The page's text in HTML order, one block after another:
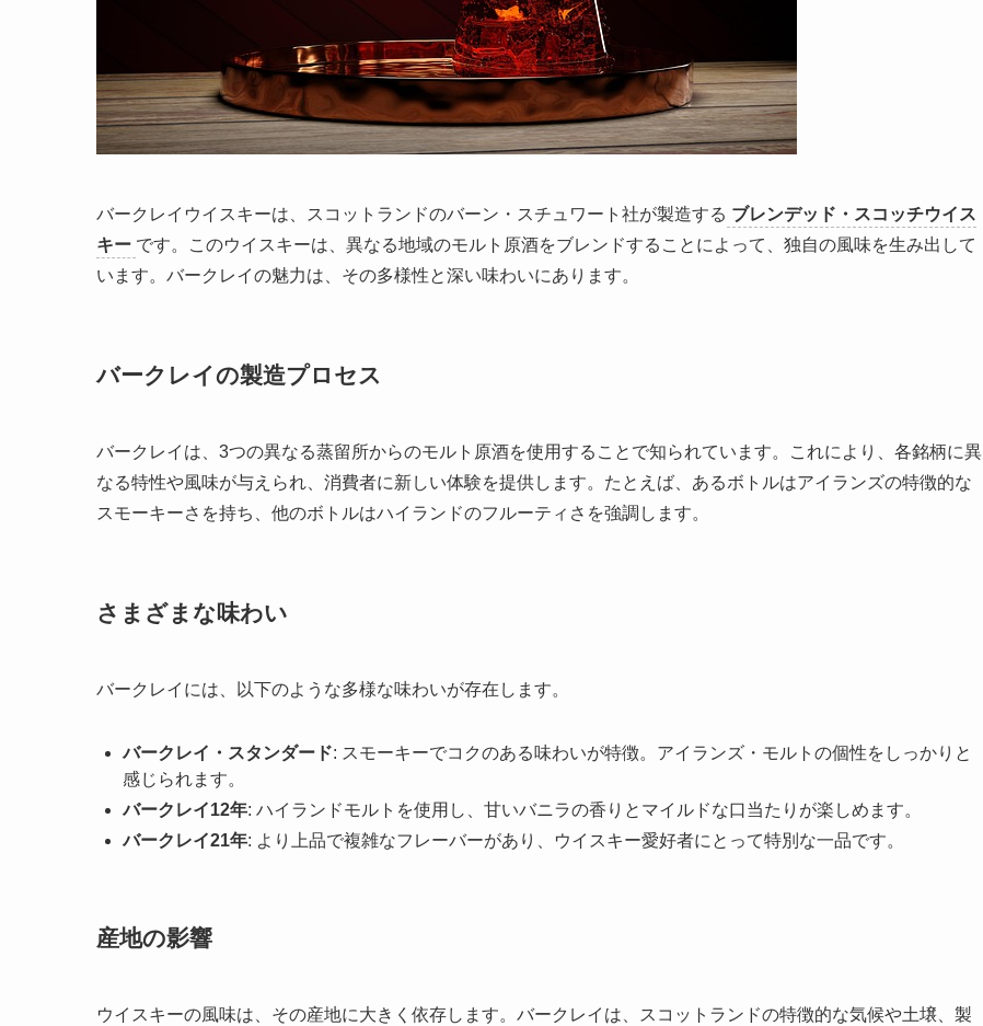
バークレイウイスキーは、スコットランドのバーン・スチュワート社が製造する ブレンデッド・スコッチウイス
キー です。このウイスキーは、異なる地域のモルト原酒をブレンドすることによって、独自の風味を生み出して
います。バークレイの魅力は、その多様性と深い味わいにあります。
バークレイの製造プロセス
バークレイは、3つの異なる蒸留所からのモルト原酒を使用することで知られています。これにより、各銘柄に異
なる特性や風味が与えられ、消費者に新しい体験を提供します。たとえば、あるボトルはアイランズの特徴的な
スモーキーさを持ち、他のボトルはハイランドのフルーティさを強調します。
さまざまな味わい
バークレイには、以下のような多様な味わいが存在します。
バークレイ・スタンダード: スモーキーでコクのある味わいが特徴。アイランズ・モルトの個性をしっかりと
感じられます。
バークレイ12年: ハイランドモルトを使用し、甘いバニラの香りとマイルドな口当たりが楽しめます。
バークレイ21年: より上品で複雑なフレーバーがあり、ウイスキー愛好者にとって特別な一品です。
産地の影響
ウイスキーの風味は、その産地に大きく依存します。バークレイは、スコットランドの特徴的な気候や土壌、製